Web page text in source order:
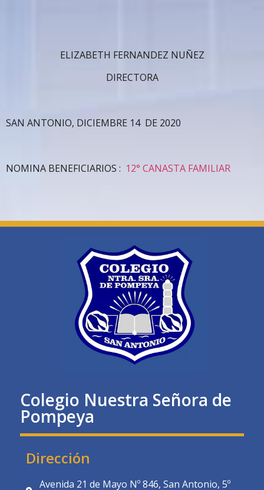
ELIZABETH FERNANDEZ NUÑEZ
DIRECTORA
SAN ANTONIO, DICIEMBRE 14 DE 2020
NOMINA BENEFICIARIOS : 12° CANASTA FAMILIAR
Colegio Nuestra Señora de
Pompeya
Dirección
Avenida 21 de Mayo Nº 846, San Antonio, 5º